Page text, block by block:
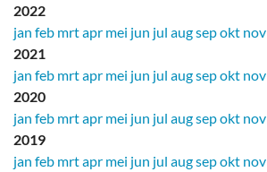
2022
jan feb mrtapr mei jun jul augsepokt nov
2021
jan feb mrtapr mei jun jul augsepokt nov
2020
jan feb mrtapr mei jun jul augsepokt nov
2019
jan feb mrtapr mei jun jul augsepokt nov